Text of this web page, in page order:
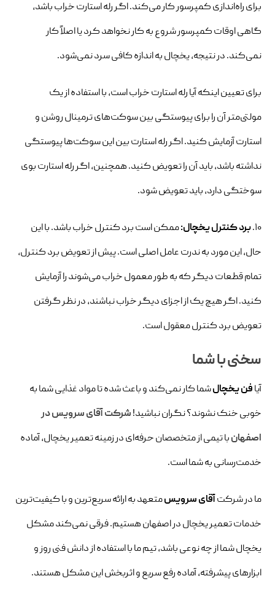
برای راه‌اندازی کمپرسور کار می‌کند. اگر رله استارت خراب باشد،
گاهی اوقات کمپرسور شروع به کار نخواهد کرد یا اصلاً کار
نمی‌کند. در نتیجه، یخچال به اندازه کافی سرد نمی‌شود.
برای تعیین اینکه آیا رله استارت خراب است، با استفاده از یک
مولتی‌متر آن را برای پیوستگی بین سوکت‌های ترمینال روشن و
استارت آزمایش کنید. اگر رله استارت بین این سوکت‌ها پیوستگی
نداشته باشد، باید آن را تعویض کنید. همچنین، اگر رله استارت بوی
سوختگی دارد، باید تعویض شود.
۱۰. برد کنترل یخچال:ممکن است برد کنترل خراب باشد. با این
حال، این مورد به ندرت عامل اصلی است. پیش از تعویض برد کنترل،
تمام قطعات دیگر که به طور معمول خراب می‌شوند را آزمایش
کنید. اگر هیچ یک از اجزای دیگر خراب نباشند، در نظر گرفتن
تعویض برد کنترل معقول است.
سخنی با شما
آیافن یخچالشما کار نمی‌کند و باعث شده تا مواد غذایی شما به
خوبی خنک نشوند؟ نگران نباشید!شرکت آقای سرویس در
اصفهانبا تیمی از متخصصان حرفه‌ای در زمینه تعمیر یخچال، آماده
خدمت‌رسانی به شما است.
ما در شرکتآقای سرویسمتعهد به ارائه سریع‌ترین و با کیفیت‌ترین
خدمات تعمیر یخچال در اصفهان هستیم. فرقی نمی‌کند مشکل
یخچال شما از چه نوعی باشد، تیم ما با استفاده از دانش فنی روز و
ابزارهای پیشرفته، آماده رفع سریع و اثربخش این مشکل هستند.